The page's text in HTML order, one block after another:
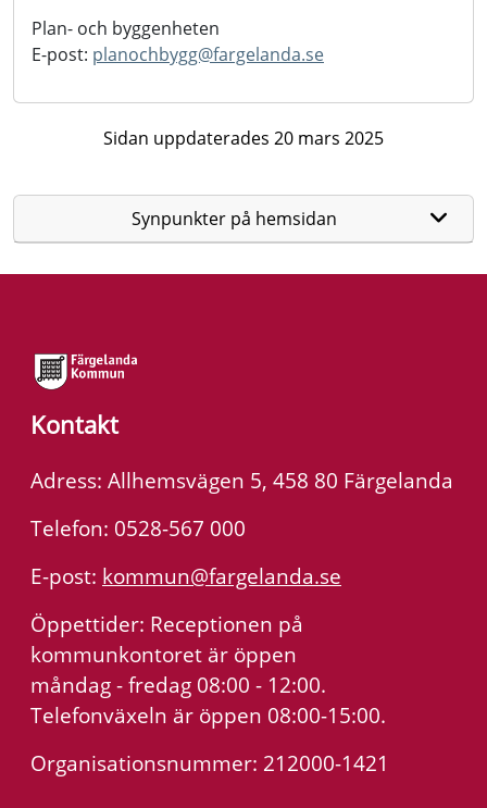
Plan- och byggenheten
E-post: planochbygg@fargelanda.se
Sidan uppdaterades 20 mars 2025
Synpunkter på hemsidan
Kontakt
Adress: Allhemsvägen 5, 458 80 Färgelanda
Telefon: 0528-567 000
E-post: kommun@fargelanda.se
Öppettider: Receptionen på
kommunkontoret är öppen
måndag - fredag 08:00 - 12:00.
Telefonväxeln är öppen 08:00-15:00.
Organisationsnummer: 212000-1421